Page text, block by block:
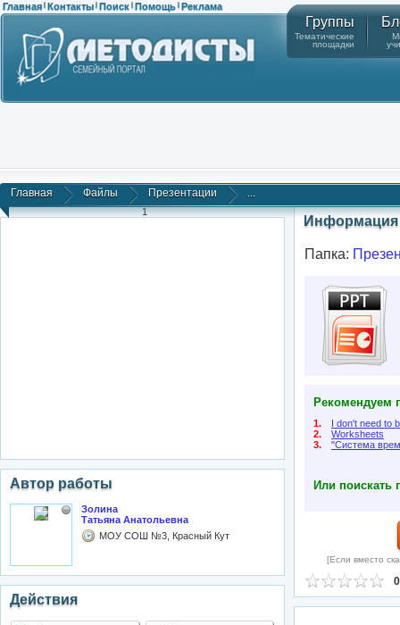
Главная | Контакты | Поиск | Помощь | Реклама
Группы
Тематические
площадки
Главная Файлы Презентации ...
1
Автор работы
Золина
Татьяна Анатольевна
МОУ СОШ №3, Красный Кут
Действия
Информация
Папка:
Рекомендуем
1.
I don't need to
2.
Worksheets
3.
"Система
Или поискать
[Если вместо